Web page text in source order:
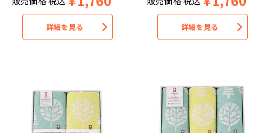
詳細を見る 詳細を見る